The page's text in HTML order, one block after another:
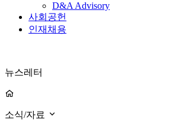
D&A Advisory
사회공헌
인재채용
뉴스레터
소식/자료